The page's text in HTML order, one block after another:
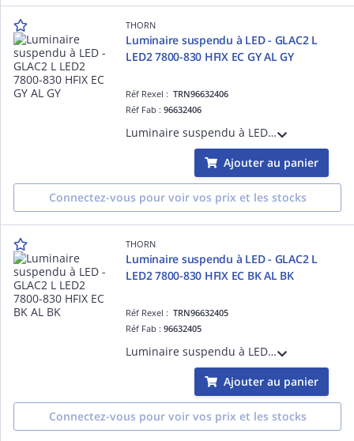
THORN
Luminaire suspendu à LED - GLAC2 L
LED2 7800-830 HFIX EC GY AL GY
Réf Rexel :TRN96632406
Réf Fab :96632406
Luminaire suspendu à LED - GLAC2 L LED2 7800-830 HFIX EC GY AL GY - Câble pour raccordement de luminaires ¿ 2.5 m ¿ 74.3W ¿ 3000K ¿ IP20 ¿ version DALI
Ajouter au panier
Connectez-vous pour voir vos prix et les stocks
THORN
Luminaire suspendu à LED - GLAC2 L
LED2 7800-830 HFIX EC BK AL BK
Réf Rexel :TRN96632405
Réf Fab :96632405
Luminaire suspendu à LED - GLAC2 L LED2 7800-830 HFIX EC BK AL BK - Câble pour raccordement de luminaires ¿ 2.5 m ¿ 74.3W ¿ 3000K ¿ IP20 ¿ version DALI
Ajouter au panier
Connectez-vous pour voir vos prix et les stocks